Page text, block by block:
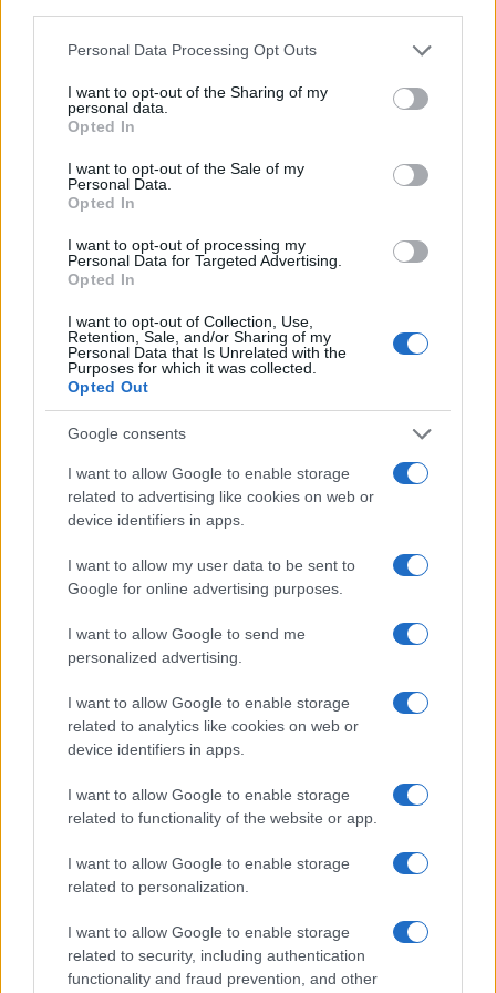
Please note that this website/app uses one or more Google
not limited to your visit or usage behaviour. You may click to
grant or deny consent to Google and its third-party tags to
use your data for below specified purposes in below Google
consent section.
Personal Data Processing Opt Outs
I want to opt-out of the Sharing of my
personal data.
Opted In
I want to opt-out of the Sale of my
Personal Data.
Opted In
I want to opt-out of processing my
Personal Data for Targeted Advertising.
Opted In
I want to opt-out of Collection, Use,
Retention, Sale, and/or Sharing of my
Personal Data that Is Unrelated with the
Purposes for which it was collected.
Opted Out
Google consents
I want to allow Google to enable storage
related to advertising like cookies on web or
device identifiers in apps.
I want to allow my user data to be sent to
Google for online advertising purposes.
I want to allow Google to send me
personalized advertising.
I want to allow Google to enable storage
related to analytics like cookies on web or
device identifiers in apps.
I want to allow Google to enable storage
related to functionality of the website or app.
I want to allow Google to enable storage
related to personalization.
I want to allow Google to enable storage
related to security, including authentication
functionality and fraud prevention, and other
sola tecnologia aiuta a distinguere tra un wrapper
destinato a essere assorbito e una startup che può
approfondimento si concentrerà sul ruolo del
workflow come motore di accumulazione e sulle
leve pratiche per disegnare loop di apprendimento
che rendono il prodotto più prezioso ad ogni
utilizzo.
AUTORE
Andrea Innocenti
Andrea Innocenti ha coordinato dall'estero il
crisi diplomatica, gestendo contatti con
definisce linee editoriali sulla geopolitica. Nato
a Napoli, parla dialetto locale e mantiene
rapporti con ONG partenopee.